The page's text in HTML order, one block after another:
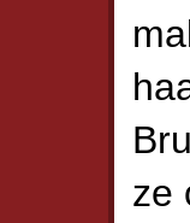
ze